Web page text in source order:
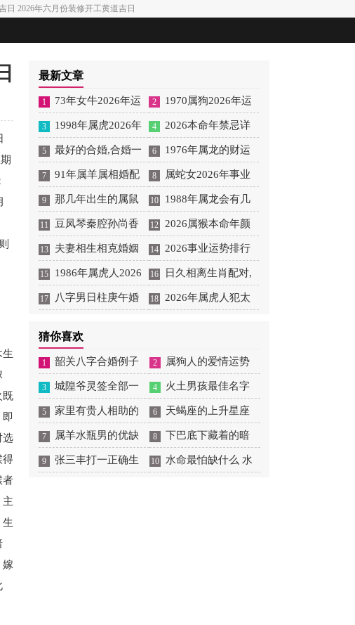
日 2026年六月份装修开工黄道吉日
生
既
选
得
者
主
生
嫁
最新文章
1 73年女牛2026年运
势 73年的女牛在2026年
运势如何
2 1970属狗2026年运
势及运程
3 1998年属虎2026年
怎么样
4 2026本命年禁忌详
细了解
5 最好的合婚,合婚一
般的适合结婚吗
6 1976年属龙的财运
方向 1976属龙财运在哪
个方位
7 91年属羊属相婚配
表,91年属羊最配属相
8 属蛇女2026年事业
运势
9 那几年出生的属鼠
的,哪年出生鼠
10 1988年属龙会有几
个孩子 1988年属龙的命
里有几个孩子
11 豆凤琴秦腔孙尚香
合婚唱段,秦腔豆风琴唱
段
12 2026属猴本命年颜
色 属猴2026年本命年颜
色禁忌
13 夫妻相生相克婚姻
配对表,夫妻相生相克对
照表
14 2026事业运势排行
榜十二星座
15 1986年属虎人2026
年每月运势详解书
16 日久相离生肖配对,
日久下一句
17 八字男日柱庚午婚 18 2026年属虎人犯太
猜你喜欢
1 韶关八字合婚例子
多吗 韶关八字测风水
2 属狗人的爱情运势
是什么意思 属狗的人爱
情观
3 城隍爷灵签全部一
百签 城隍爷灵签解签大
全
4 火土男孩最佳名字
火土属性的字男孩名字
有哪些
5 家里有贵人相助的
风水 家里有贵人是什么
意思
6 天蝎座的上升星座
一览表 天蝎座的上升星
座查询
7 属羊水瓶男的优缺
点 属羊水瓶座男生性格
8 下巴底下藏着的暗
痣图解 下巴尖底下有痣
9 张三丰打一正确生 10 水命最怕缺什么 水